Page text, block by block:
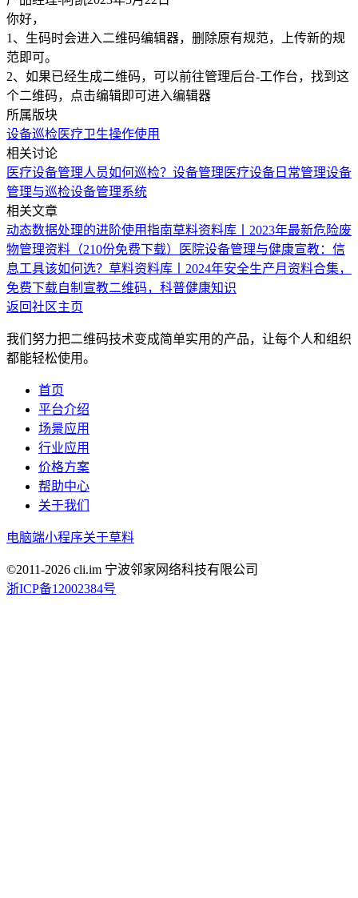
你好，
1、生码时会进入二维码编辑器，删除原有规范，上传新的规
范即可。
2、如果已经生成二维码，可以前往管理后台-工作台，找到这
个二维码，点击编辑即可进入编辑器
所属版块
设备巡检医疗卫生操作使用
相关讨论
医疗设备管理人员如何巡检？ 设备管理 医疗设备日常管理设备
管理与巡检设备管理系统
相关文章
动态数据处理的进阶使用指南草料资料库丨2023年最新危险废
物管理资料（210份免费下载）
医院设备管理与健康宣教：信
息工具该如何选？ 草料资料库丨2024年安全生产月资料合集，
免费下载自制宣教二维码，科普健康知识
返回社区主页
我们努力把二维码技术变成简单实用的产品，让每个人和组织
都能轻松使用。
首页
平台介绍
场景应用
行业应用
价格方案
帮助中心
关于我们
电脑端小程序关于草料
©2011-2026 cli.im 宁波邻家网络科技有限公司
浙ICP备12002384号